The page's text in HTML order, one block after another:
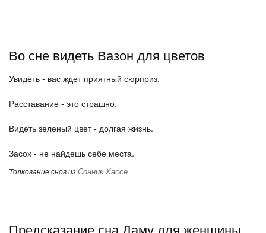
Во сне видеть Вазон для цветов
Увидеть - вас ждет приятный сюрприз.
Расставание - это страшно.
Видеть зеленый цвет - долгая жизнь.
Засох - не найдешь себе места.
Толкование снов изСонник Хассе
Предсказание сна Даму для женщины